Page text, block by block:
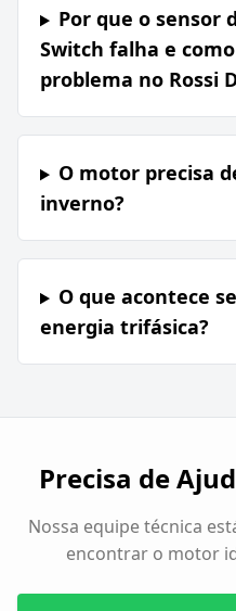
Por que o sensor
Switch falha e
problema no Rossi
O motor precisa
inverno?
O que acontece
energia trifásica?
Precisa de
Nossa equipe técnica
encontrar o motor